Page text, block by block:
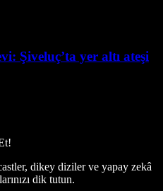
Şiveluç’ta yer altı ateşi
dikey diziler ve yapay zekâ
dik tutun.